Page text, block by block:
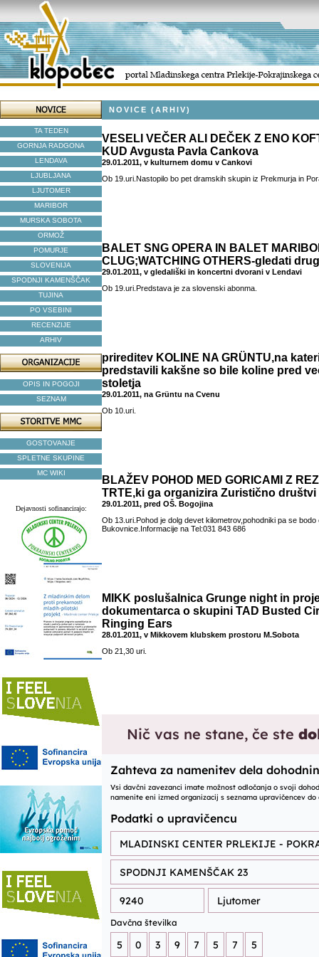
TA TEDEN
GORNJA RADGONA
LENDAVA
LJUBLJANA
LJUTOMER
MARIBOR
MURSKA SOBOTA
ORMOŽ
POMURJE
SLOVENIJA
SPODNJI KAMENŠČAK
TUJINA
PO VSEBINI
RECENZIJE
ARHIV
OPIS IN POGOJI
SEZNAM
GOSTOVANJE
SPLETNE SKUPINE
MC WIKI
Dejavnosti sofinancirajo:
NOVICE (ARHIV)
VESELI VEČER ALI DEČEK Z ENO
KUD Avgusta Pavla Cankova
29.01.2011, v kulturnem domu v Cankovi
Ob 19.uri.Nastopilo bo pet dramskih skupin iz Prekmurja in
BALET SNG OPERA IN BALET
CLUG;WATCHING OTHERS-gledati
29.01.2011, v gledališki in koncertni dvorani v Lendavi
Ob 19.uri.Predstava je za slovenski abonma.
prireditev KOLINE NA GRÜNTU,na
predstavili kakšne so bile koline pred
stoletja
29.01.2011, na Grüntu na Cvenu
Ob 10.uri.
BLAŽEV POHOD MED GORICAMI Z
TRTE,ki ga organizira Zuristično
29.01.2011, pred OŠ. Bogojina
Ob 13.uri.Pohod je dolg devet kilometrov,pohodniki pa se bodo
Bukovnice.Informacije na Tel:031 843 686
MIKK poslušalnica Grunge night in
dokumentarca o skupini TAD Busted
Ringing Ears
28.01.2011, v Mikkovem klubskem prostoru M.Sobota
Ob 21,30 uri.